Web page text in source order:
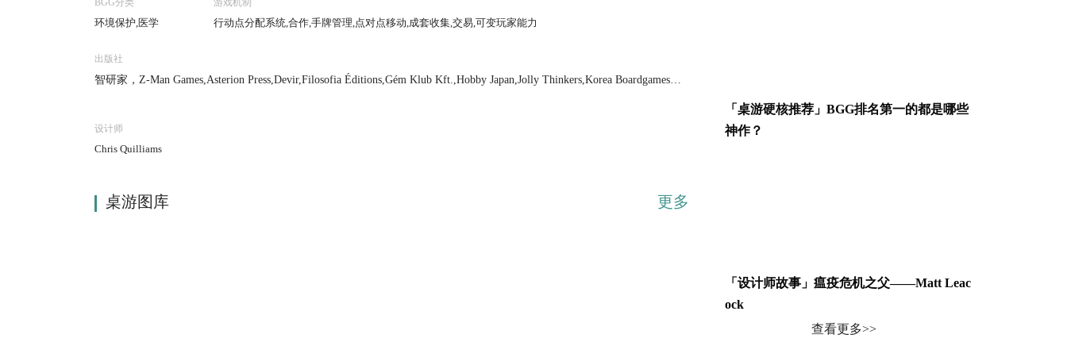
BGG分类
环境保护,医学
游戏机制
行动点分配系统,合作,手牌管理,点对点移动,成套收集,交易,可变玩家能力
出版社
智研家，Z-Man Games,Asterion Press,Devir,Filosofia Éditions,Gém Klub Kft.,Hobby Japan,Jolly Thinkers,Korea Boardgames c
设计师
Chris Quilliams
桌游图库 更多
「桌游硬核推荐」BGG排名第一的都是哪些
神作？
「设计师故事」瘟疫危机之父——Matt Leac
ock
查看更多>>